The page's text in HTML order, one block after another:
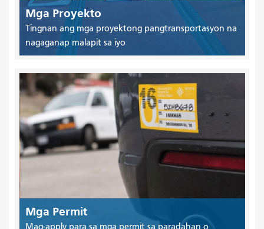
Mga Proyekto
Tingnan ang mga proyektong pangtransportasyon na
nagaganap malapit sa iyo
Mga Permit
Mag-apply para sa mga permit sa paradahan o